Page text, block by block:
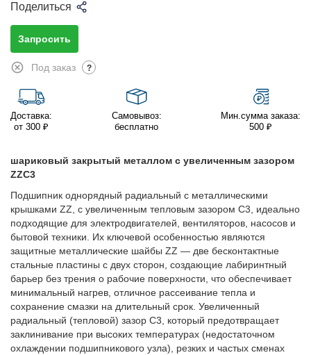
Поделиться
Запросить
Под заказ ?
Доставка:
от 300 ₽
Самовывоз:
бесплатно
Мин.сумма заказа:
500 ₽
шариковый закрытый металлом с увеличенным зазором
ZZC3
Подшипник однорядный радиальный с металлическими
крышками ZZ, с увеличенным тепловым зазором C3, идеально
подходящие для электродвигателей, вентиляторов, насосов и
бытовой техники. Их ключевой особенностью являются
защитные металлические шайбы ZZ — две бесконтактные
стальные пластины с двух сторон, создающие лабиринтный
барьер без трения о рабочие поверхности, что обеспечивает
минимальный нагрев, отличное рассеивание тепла и
сохранение смазки на длительный срок. Увеличенный
радиальный (тепловой) зазор C3, который предотвращает
заклинивание при высоких температурах (недостаточном
охлаждении подшипникового узла), резких и частых сменах